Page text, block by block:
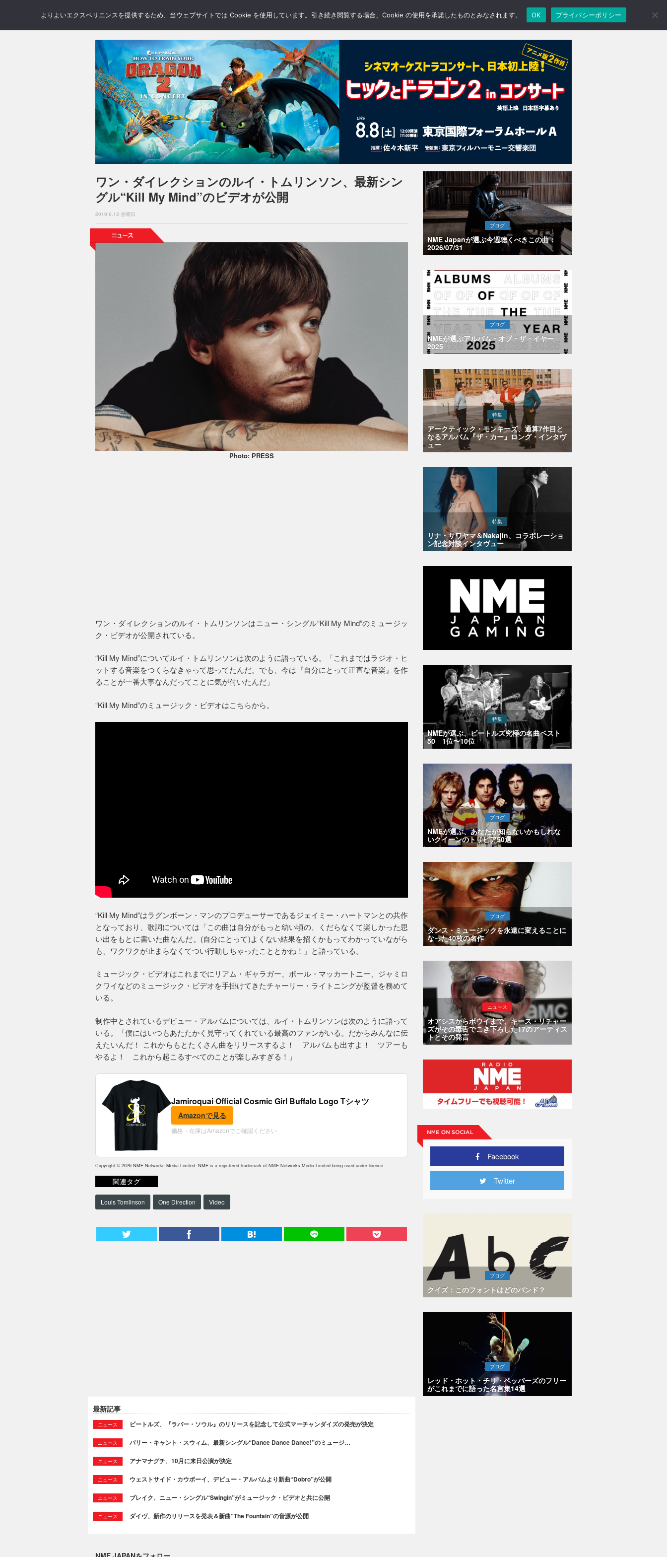
NEWS REVIEWS GALLERY BLOGS FEATURE
ワン・ダイレクションのルイ・トムリンソン、最新シン
グル“Kill My Mind”のビデオが公開
2019.9.13 金曜日
Photo: PRESS
ワン・ダイレクションのルイ・トムリンソンはニュー・シングル“Kill My Mind”のミュージッ
ク・ビデオが公開されている。
“Kill My Mind”についてルイ・トムリンソンは次のように語っている。「これまではラジオ・ヒ
ットする音楽をつくらなきゃって思ってたんだ。でも、今は『自分にとって正直な音楽』を作
ることが一番大事なんだってことに気が付いたんだ」
“Kill My Mind”のミュージック・ビデオはこちらから。
“Kill My Mind”はラグンボーン・マンのプロデューサーであるジェイミー・ハートマンとの共作
となっており、歌詞については「この曲は自分がもっと幼い頃の、くだらなくて楽しかった思
い出をもとに書いた曲なんだ。(自分にとって)よくない結果を招くかもってわかっていながら
も、ワクワクが止まらなくてつい行動しちゃったこととかね！」と語っている。
ミュージック・ビデオはこれまでにリアム・ギャラガー、ポール・マッカートニー、ジャミロ
クワイなどのミュージック・ビデオを手掛けてきたチャーリー・ライトニングが監督を務めて
いる。
制作中とされているデビュー・アルバムについては、ルイ・トムリンソンは次のように語って
いる。「僕にはいつもあたたかく見守ってくれている最高のファンがいる。だからみんなに伝
えたいんだ！ これからもとたくさん曲をリリースするよ！ アルバムも出すよ！ ツアーも
やるよ！ これから起こるすべてのことが楽しみすぎる！」
Jamiroquai Official Cosmic Girl Buffalo Logo Tシャツ
Amazonで見る
価格・在庫はAmazonでご確認ください
Copyright © 2026 NME Networks Media Limited. NME is a registered trademark of NME Networks Media Limited being used under licence.
関連タグ
Louis Tomlinson One Direction Video
最新記事
ニュース ビートルズ、『ラバー・ソウル』のリリースを記念して公式マーチャンダイズの発売が決定
ニュース バリー・キャント・スウィム、最新シングル“Dance Dance Dance!”のミュージ…
ニュース アナマナグチ、10月に来日公演が決定
ニュース ウェストサイド・カウボーイ、デビュー・アルバムより新曲“Dobro”が公開
ニュース ブレイク、ニュー・シングル“Swingin”がミュージック・ビデオと共に公開
ニュース ダイヴ、新作のリリースを発表＆新曲“The Fountain”の音源が公開
ブログ
NME Japanが選ぶ今週聴くべきこの曲：
2026/07/31
ブログ
NMEが選ぶアルバム・オブ・ザ・イヤー
2025
特集
アークティック・モンキーズ、通算7作目と
なるアルバム『ザ・カー』ロング・インタヴ
ュー
特集
リナ・サワヤマ＆Nakajin、コラボレーショ
ン記念対談インタヴュー
特集
NMEが選ぶ、ビートルズ究極の名曲ベスト
50 1位〜10位
ブログ
NMEが選ぶ、あなたが知らないかもしれな
いクイーンのトリビア50選
ブログ
ダンス・ミュージックを永遠に変えることに
なった40枚の名作
ニュース
オアシスからボウイまで、キース・リチャー
ズがその毒舌でこき下ろした17のアーティス
トとその発言
Facebook
Twitter
ブログ
クイズ：このフォントはどのバンド？
ブログ
レッド・ホット・チリ・ペッパーズのフリー
がこれまでに語った名言集14選
よりよいエクスペリエンスを提供するため、当ウェブサイトでは Cookie を使用しています。引き続き閲覧する場合、Cookie の使用を承諾したものとみなされます。 OK プライバシーポリシー